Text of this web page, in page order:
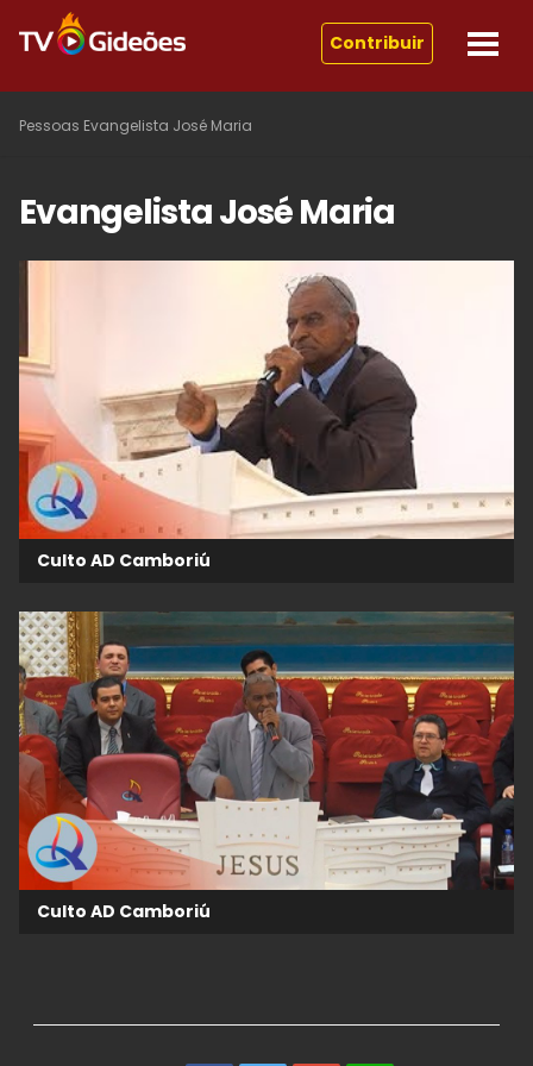
Contribuir
Pessoas Evangelista José Maria
Evangelista José Maria
Culto AD Camboriú
Culto AD Camboriú